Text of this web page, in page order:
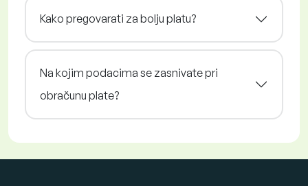
Kako pregovarati za bolju platu?
Na kojim podacima se zasnivate pri
obračunu plate?